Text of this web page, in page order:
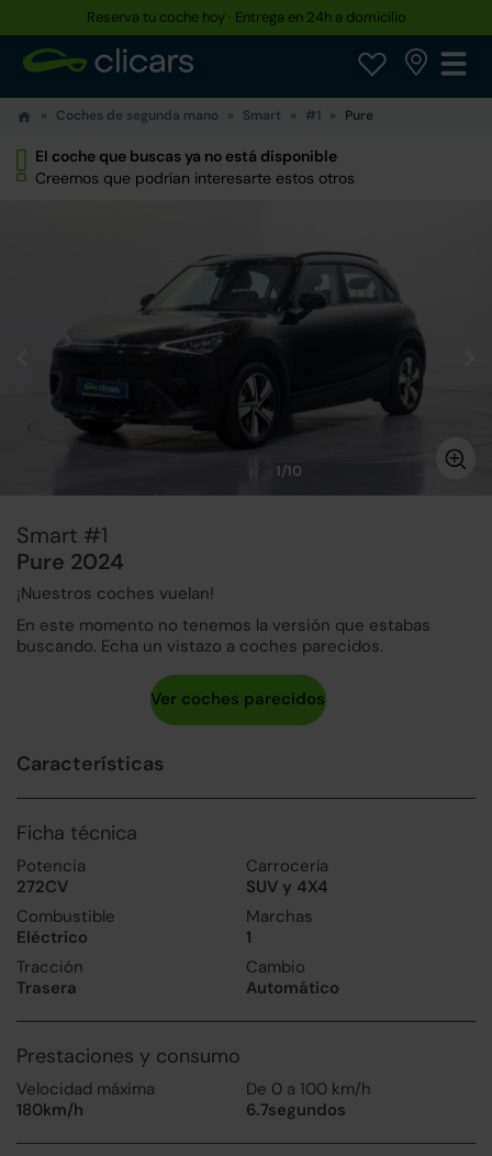
Reserva tu coche hoy · Entrega en 24h a domicilio
Coches de segunda mano Smart #1 Pure
El coche que buscas ya no está disponible
Creemos que podrían interesarte estos otros
1/10
Smart #1
Pure 2024
¡Nuestros coches vuelan!
En este momento no tenemos la versión que estabas
buscando. Echa un vistazo a coches parecidos.
Características
Ficha técnica
Potencia
272CV
Carrocería
SUV y 4X4
Combustible
Eléctrico
Marchas
1
Tracción
Trasera
Cambio
Automático
Prestaciones y consumo
Velocidad máxima
180km/h
De 0 a 100 km/h
6.7segundos